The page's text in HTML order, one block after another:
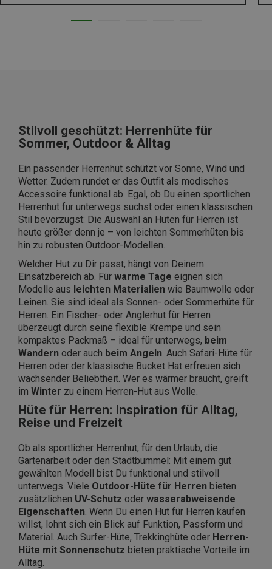
Stilvoll geschützt: Herrenhüte für
Sommer, Outdoor & Alltag
Ein passender Herrenhut schützt vor Sonne, Wind und
Wetter. Zudem rundet er das Outfit als modisches
Accessoire funktional ab. Egal, ob Du einen sportlichen
Herrenhut für unterwegs suchst oder einen klassischen
Stil bevorzugst: Die Auswahl an Hüten für Herren ist
heute größer denn je – von leichten Sommerhüten bis
hin zu robusten Outdoor-Modellen.
Welcher Hut zu Dir passt, hängt von Deinem
Einsatzbereich ab. Für warme Tage eignen sich
Modelle aus leichten Materialien wie Baumwolle oder
Leinen. Sie sind ideal als Sonnen- oder Sommerhüte für
Herren. Ein Fischer- oder Anglerhut für Herren
überzeugt durch seine flexible Krempe und sein
kompaktes Packmaß – ideal für unterwegs, beim
Wandern oder auch beim Angeln . Auch Safari-Hüte für
Herren oder der klassische Bucket Hat erfreuen sich
wachsender Beliebtheit. Wer es wärmer braucht, greift
im Winter zu einem Herren-Hut aus Wolle.
Hüte für Herren: Inspiration für Alltag,
Reise und Freizeit
Ob als sportlicher Herrenhut, für den Urlaub, die
Gartenarbeit oder den Stadtbummel: Mit einem gut
gewählten Modell bist Du funktional und stilvoll
unterwegs. Viele Outdoor-Hüte für Herren bieten
zusätzlichen UV-Schutz oder wasserabweisende
Eigenschaften . Wenn Du einen Hut für Herren kaufen
willst, lohnt sich ein Blick auf Funktion, Passform und
Material. Auch Surfer-Hüte, Trekkinghüte oder Herren-
Hüte mit Sonnenschutz bieten praktische Vorteile im
Alltag.